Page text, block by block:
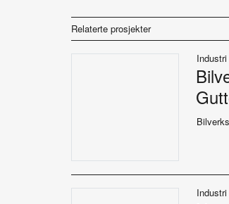
Møbler
Essay
Relaterte prosjekter
Industri
Industri